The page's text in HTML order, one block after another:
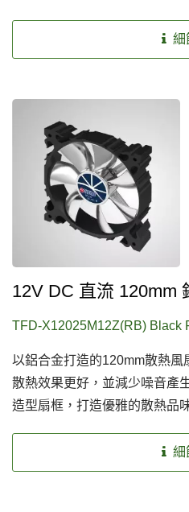
細
12V DC 直流 120mm
TFD-X12025M12Z(RB) Black
以鋁合金打造的120mm散熱風
散熱效果更好，並減少噪音產
造型扇框，打造優雅的散熱品
細